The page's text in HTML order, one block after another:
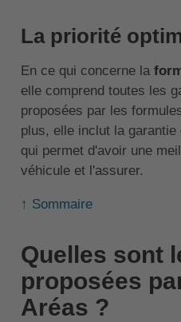
La priorité
En ce qui concerne la
elle comprend toutes les
proposées par les
plus, elle inclut la
qui permet d'avoir une
véhicule et l'assurer.
↑ Sommaire
Quelles sont
proposées
Aréas ?